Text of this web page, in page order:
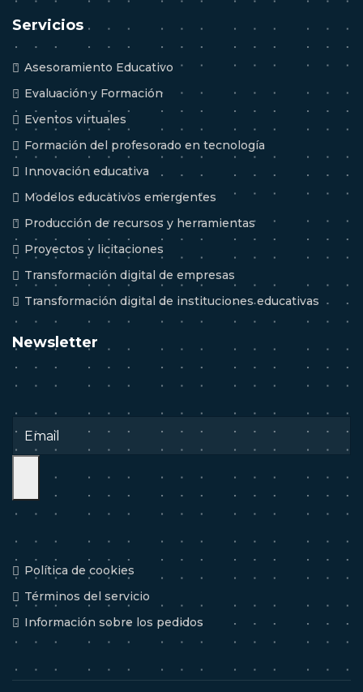
Servicios
Asesoramiento Educativo
Evaluación y Formación
Eventos virtuales
Formación del profesorado en tecnología
Innovación educativa
Modelos educativos emergentes
Producción de recursos y herramientas
Proyectos y licitaciones
Transformación digital de empresas
Transformación digital de instituciones educativas
Newsletter
Política de cookies
Términos del servicio
Información sobre los pedidos